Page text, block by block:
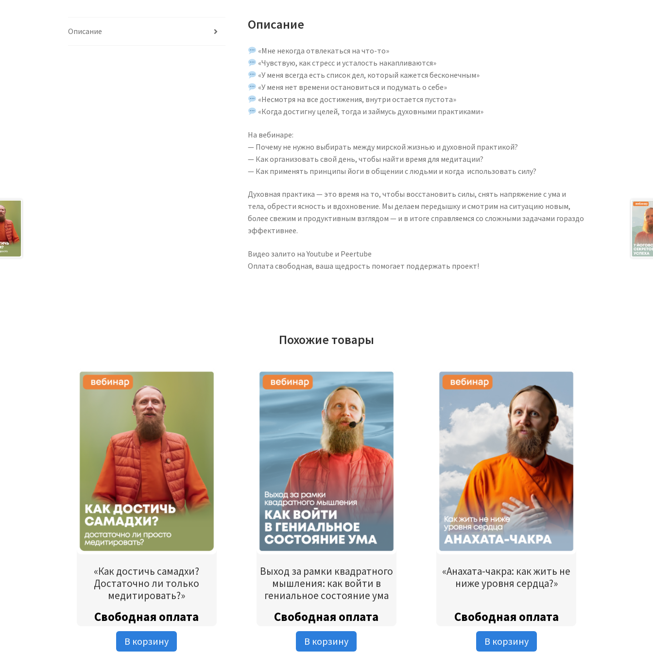
Описание Описание
«Мне некогда отвлекаться на что-то»
«Чувствую, как стресс и усталость накапливаются»
«У меня всегда есть список дел, который кажется бесконечным»
«У меня нет времени остановиться и подумать о себе»
«Несмотря на все достижения, внутри остается пустота»
«Когда достигну целей, тогда и займусь духовными практиками»
На вебинаре:
— Почему не нужно выбирать между мирской жизнью и духовной практикой?
— Как организовать свой день, чтобы найти время для медитации?
— Как применять принципы йоги в общении с людьми и когда использовать силу?
Духовная практика — это время на то, чтобы восстановить силы, снять напряжение с ума и
тела, обрести ясность и вдохновение. Мы делаем передышку и смотрим на ситуацию новым,
более свежим и продуктивным взглядом — и в итоге справляемся со сложными задачами гораздо
эффективнее.
Видео залито на Youtube и Peertube
Оплата свободная, ваша щедрость помогает поддержать проект!
Похожие товары
«Как достичь самадхи?
Достаточно ли только
медитировать?»
Свободная оплата
В корзину
Выход за рамки квадратного
мышления: как войти в
гениальное состояние ума
Свободная оплата
В корзину
«Анахата-чакра: как жить не
ниже уровня сердца?»
Свободная оплата
В корзину